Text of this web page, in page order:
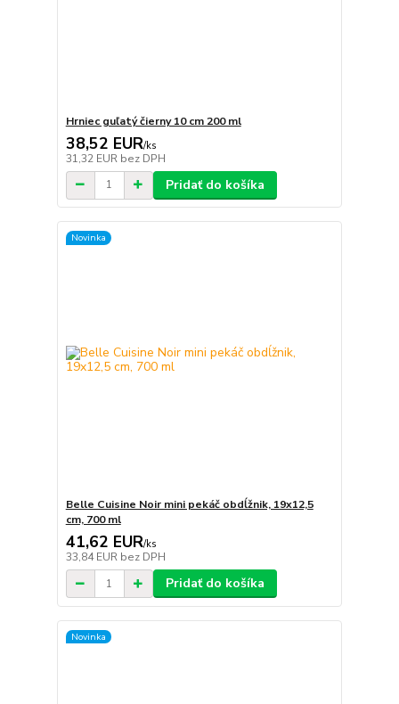
Hrniec guľatý čierny 10 cm 200 ml
38,52 EUR/ks
31,32 EUR bez DPH
Pridať do košíka
Novinka
Belle Cuisine Noir mini pekáč obdĺžnik, 19x12,5
cm, 700 ml
41,62 EUR/ks
33,84 EUR bez DPH
Pridať do košíka
Novinka